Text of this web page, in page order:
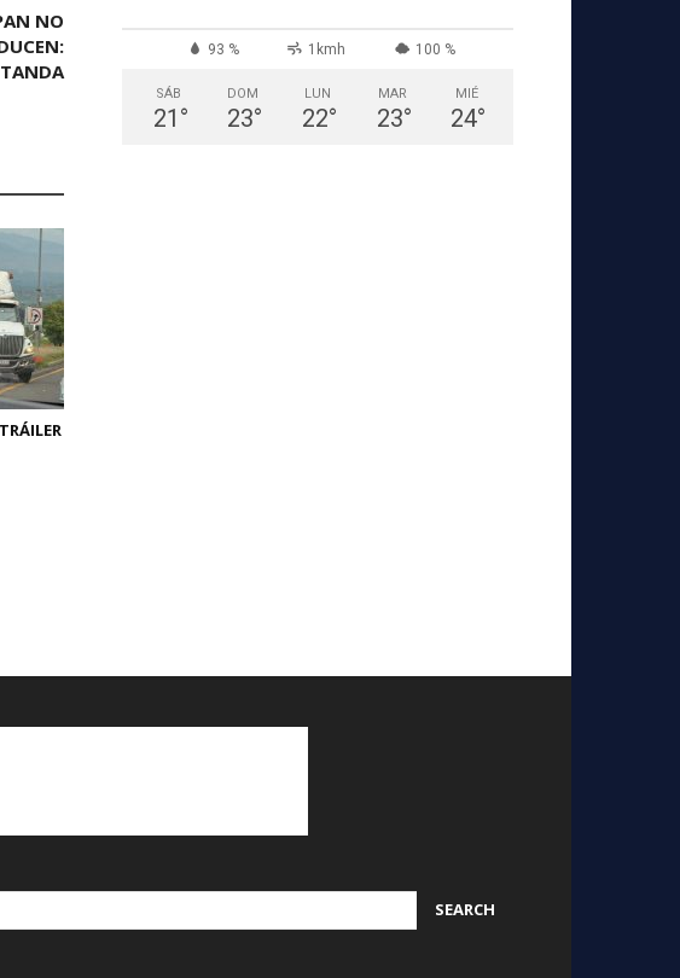
NO
93 % 1kmh 100 %
SÁB
21 °
DOM
23°
LUN
22°
MAR
23°
MIÉ
24°